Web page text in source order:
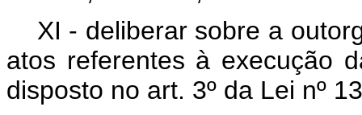
XI - deliberar sobre a
atos referentes à execução
disposto no art. 3º da Lei nº